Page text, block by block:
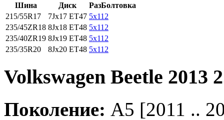
Шина Диск
РазБолтовка
215/55R17
7Jx17 ET47 5x112
235/45ZR18 8Jx18 ET48 5x112
235/40ZR19 8Jx19 ET48 5x112
235/35R20
8Jx20 ET48 5x112
Volkswagen Beetle 2013
Поколение: A5 [2011 ..